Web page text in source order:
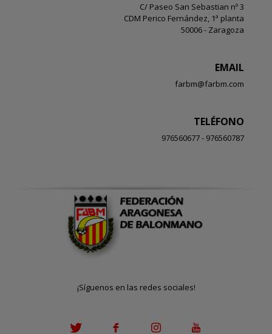
C/ Paseo San Sebastian nº 3
CDM Perico Fernández, 1ª planta
50006 - Zaragoza
EMAIL
farbm@farbm.com
TELÉFONO
976560677 - 976560787
¡Síguenos en las redes sociales!